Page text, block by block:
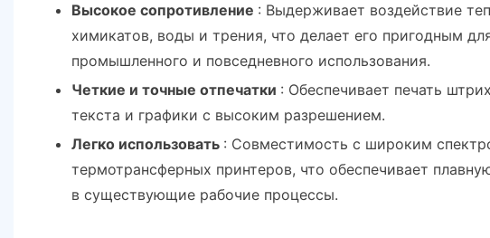
Высокое сопротивление : Выдерживает воздействие
химикатов, воды и трения, что делает его пригодным
промышленного и повседневного использования.
Четкие и точные отпечатки : Обеспечивает печать
текста и графики с высоким разрешением.
Легко использовать : Совместимость с широким
термотрансферных принтеров, что обеспечивает
в существующие рабочие процессы.